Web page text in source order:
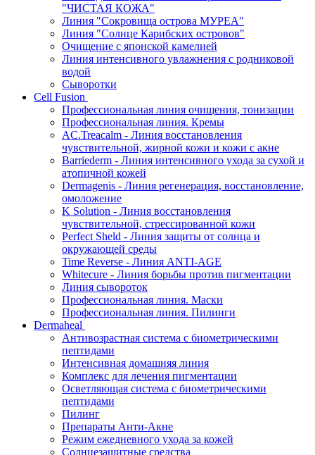
"ЧИСТАЯ КОЖА"
Линия "Сокровища острова МУРЕА"
Линия "Солнце Карибских островов"
Очищение с японской камелией
Линия интенсивного увлажнения с родниковой
водой
Сыворотки
Cell Fusion
Профессиональная линия очищения, тонизации
Профессиональная линия. Кремы
AC.Treacalm - Линия восстановления
чувствительной, жирной кожи и кожи с акне
Barriederm - Линия интенсивного ухода за сухой и
атопичной кожей
Dermagenis - Линия регенерация, восстановление,
омоложение
K Solution - Линия восстановления
чувствительной, стрессированной кожи
Perfect Sheld - Линия защиты от солнца и
окружающей среды
Time Reverse - Линия ANTI-AGE
Whitecure - Линия борьбы против пигментации
Линия сывороток
Профессиональная линия. Маски
Профессиональная линия. Пилинги
Dermaheal
Антивозрастная система с биометрическими
пептидами
Интенсивная домашняя линия
Комплекс для лечения пигментации
Осветляющая система с биометрическими
пептидами
Пилинг
Препараты Анти-Акне
Режим ежедневного ухода за кожей
Солнцезащитные средства